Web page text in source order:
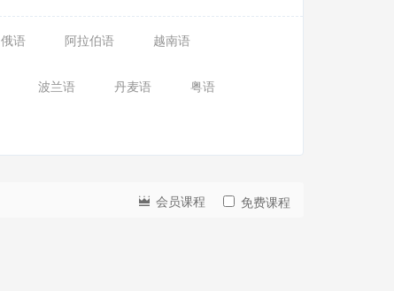
俄语 阿拉伯语 越南语
波兰语 丹麦语 粤语
会员课程 免费课程